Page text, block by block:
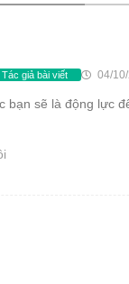
Tác giả bài viết 04/
bạn sẽ là động lực